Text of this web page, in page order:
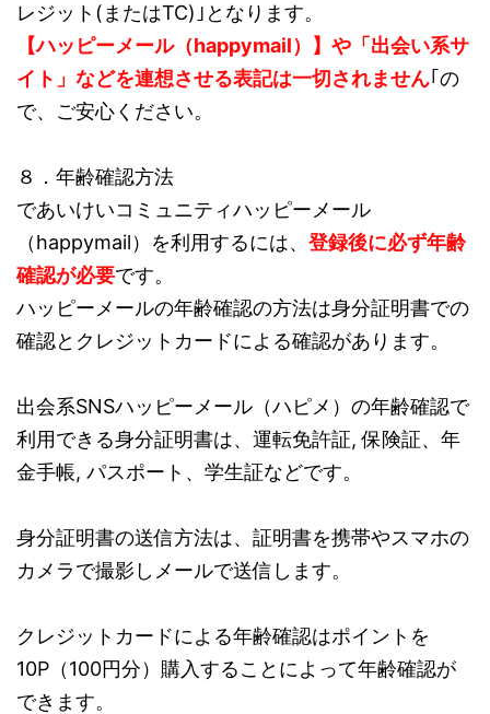
レジット(またはTC)｣となります。
【ハッピーメール（happymail）】や「出会い系サ
イト」などを連想させる表記は一切されません｢の
で、ご安心ください。
８．年齢確認方法
であいけいコミュニティハッピーメール
（happymail）を利用するには、 登録後に必ず年齢
確認が必要です。
ハッピーメールの年齢確認の方法は身分証明書での
確認とクレジットカードによる確認があります。
出会系SNSハッピーメール（ハピメ）の年齢確認で
利用できる身分証明書は、運転免許証, 保険証、年
金手帳, パスポート、学生証などです。
身分証明書の送信方法は、証明書を携帯やスマホの
カメラで撮影しメールで送信します。
クレジットカードによる年齢確認はポイントを
10P（100円分）購入することによって年齢確認が
できます。